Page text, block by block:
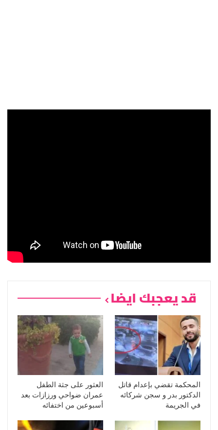
قد يعجبك ايضا
المحكمة تقضي بإعدام قاتل
الدكتور بدر و سجن شركائه
في الجريمة
العثور على جثة الطفل
عمران ضواحي ورزازات بعد
أسبوعين من اختفائه